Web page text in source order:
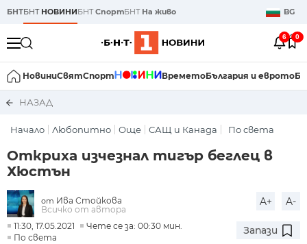
БНТБНТ НОВИНИБНТСпортБНТ На живо BG
6 0
НовиниСвятСпорт ВреметоБългария и еврото
НАЗАД
Начало Любопитно Още САЩ и Канада По света
Откриха изчезнал тигър беглец в
Хюстън
от Ива Стойкова
Всичко от автора
A+ A-
11:30, 17.05.2021
Чете се за: 00:30 мин.
По света
Запази